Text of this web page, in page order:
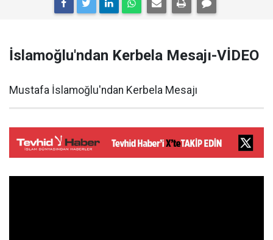
İslamoğlu'ndan Kerbela Mesajı-VİDEO
Mustafa İslamoğlu'ndan Kerbela Mesajı